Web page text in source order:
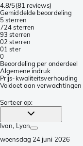
4.8/5(81 reviews)
Gemiddelde beoordeling
5 sterren
724 sterren
93 sterren
02 sterren
01 ster
0
Beoordeling per onderdeel
Algemene indruk
Prijs-kwaliteitsverhouding
Voldoet aan verwachtingen
Sorteer op:
Ivan, Lyon
woensdag 24 juni 2026